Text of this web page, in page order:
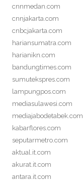
cnnmedan.com
cnnjakarta.com
cnbcjakarta.com
hariansumatra.com
harianikn.com
bandungtimes.com
sumutekspres.com
lampungpos.com
mediasulawesi.com
mediajabodetabek.com
kabarflores.com
seputarmetro.com
aktual.it.com
akurat.it.com
antara.it.com